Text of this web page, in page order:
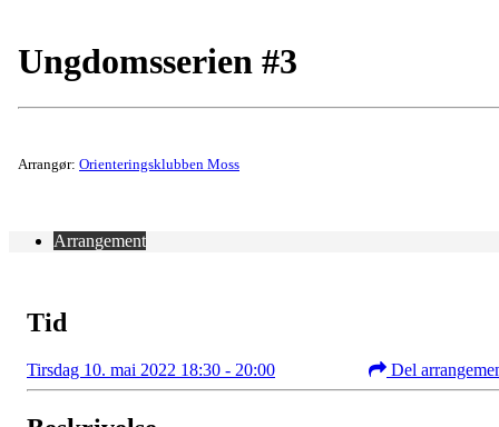
Ungdomsserien #3
Arrangør: Orienteringsklubben Moss
Arrangement
Tid
Tirsdag 10. mai 2022 18:30 - 20:00 Del